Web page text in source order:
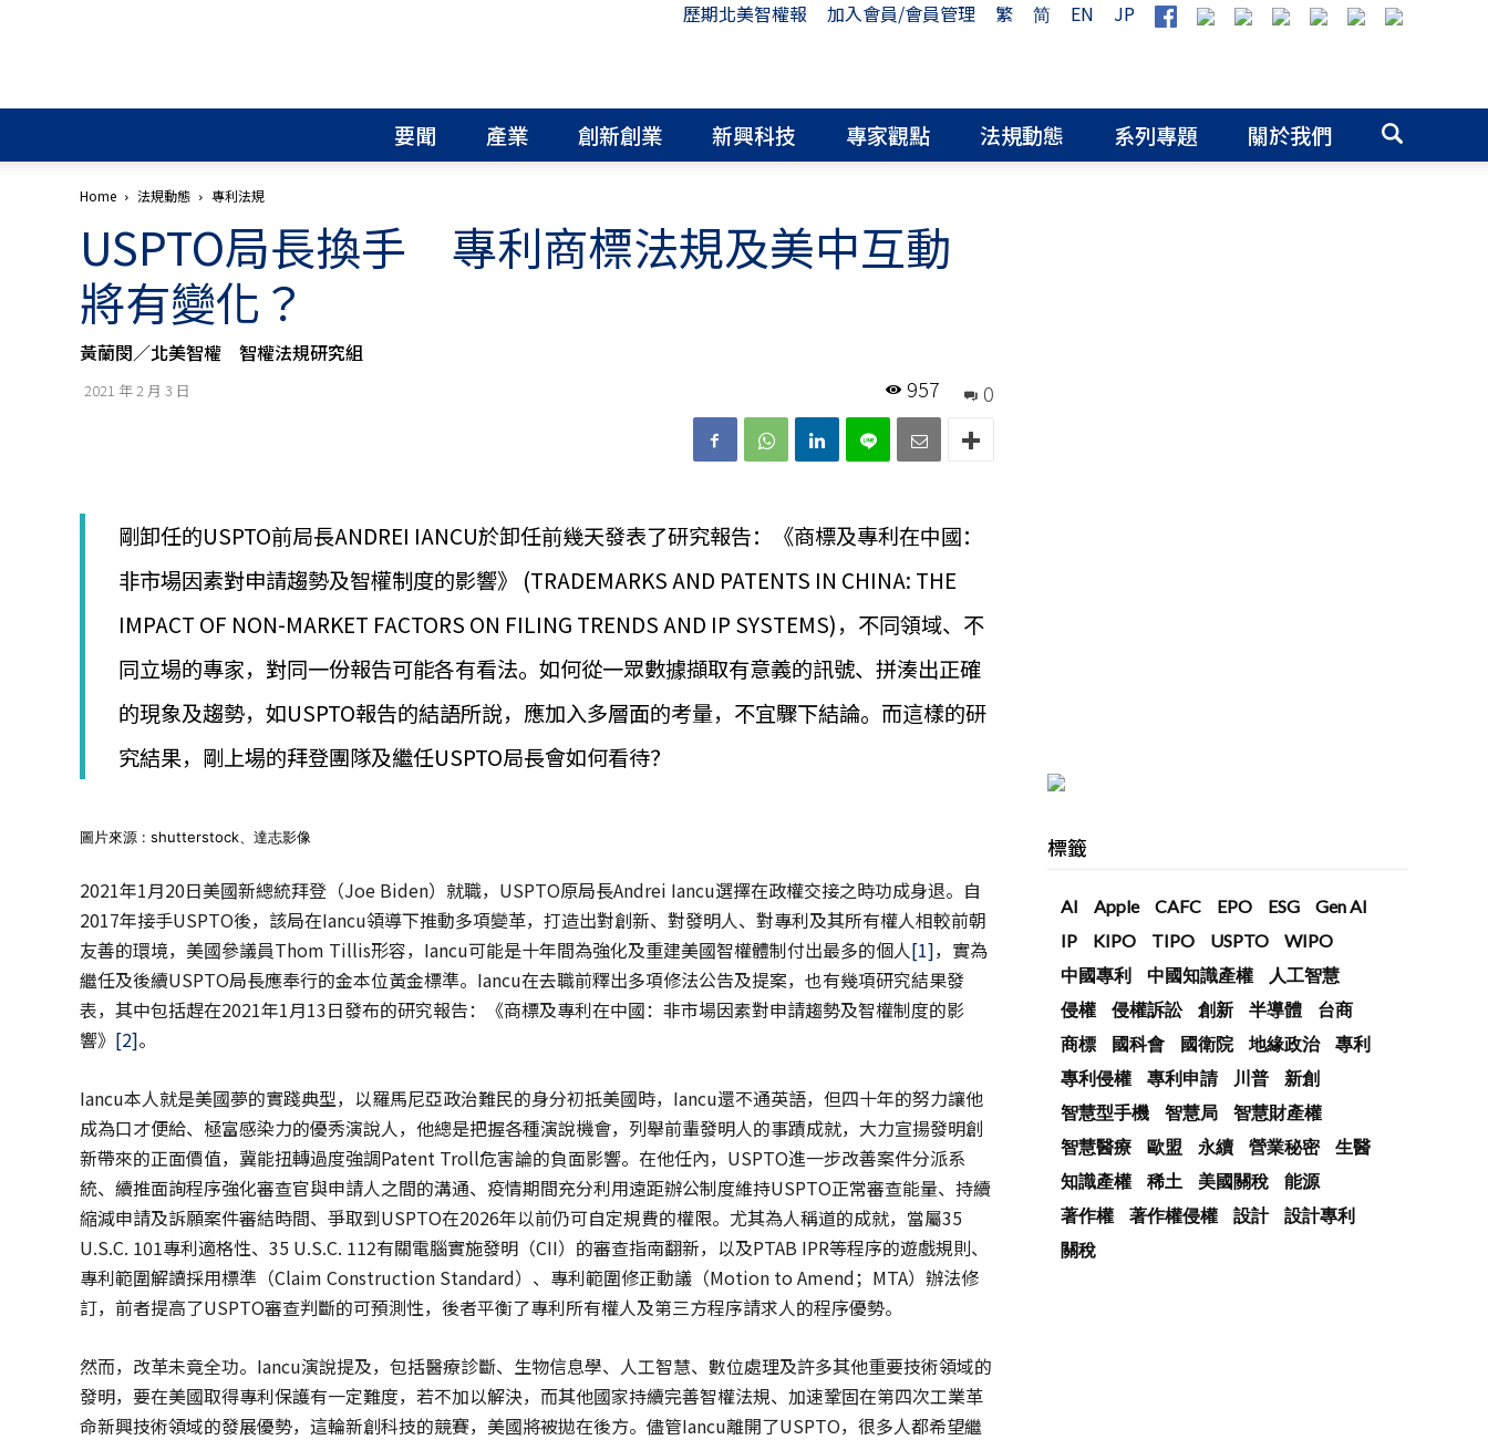
歷期北美智權報 加入會員/會員管理 繁 简 EN
JP
權
│
申
請
│
申
請
智
財
權
顧
問
專
佈
│
專
要聞 產業 創新創業 新興科技 專家觀點 法規動態 系列專題 關於我們
Home 法規動態 專利法規
USPTO局長換手 專利商標法規及美中互動
將有變化？
黃蘭閔／北美智權 智權法規研究組
2021 年 2 月 3 日 0
957
剛卸任的USPTO前局長ANDREI IANCU於卸任前幾天發表了研究報告：《商標及專利在中國：
非市場因素對申請趨勢及智權制度的影響》 (TRADEMARKS AND PATENTS IN CHINA: THE
IMPACT OF NON-MARKET FACTORS ON FILING TRENDS AND IP SYSTEMS)，不同領域、不
同立場的專家，對同一份報告可能各有看法。如何從一眾數據擷取有意義的訊號、拼湊出正確
的現象及趨勢，如USPTO報告的結語所說，應加入多層面的考量，不宜驟下結論。而這樣的研
究結果，剛上場的拜登團隊及繼任USPTO局長會如何看待？
圖片來源 : shutterstock、達志影像
2021年1月20日美國新總統拜登（Joe Biden）就職，USPTO原局長Andrei Iancu選擇在政權交接之時功成身退。自
2017年接手USPTO後，該局在Iancu領導下推動多項變革，打造出對創新、對發明人、對專利及其所有權人相較前朝
友善的環境，美國參議員Thom Tillis形容，Iancu可能是十年間為強化及重建美國智權體制付出最多的個人[1]，實為
繼任及後續USPTO局長應奉行的金本位黃金標準。Iancu在去職前釋出多項修法公告及提案，也有幾項研究結果發
表，其中包括趕在2021年1月13日發布的研究報告：《商標及專利在中國：非市場因素對申請趨勢及智權制度的影
響》 [2]。
Iancu本人就是美國夢的實踐典型，以羅馬尼亞政治難民的身分初抵美國時，Iancu還不通英語，但四十年的努力讓他
成為口才便給、極富感染力的優秀演說人，他總是把握各種演說機會，列舉前輩發明人的事蹟成就，大力宣揚發明創
新帶來的正面價值，冀能扭轉過度強調Patent Troll危害論的負面影響。在他任內，USPTO進一步改善案件分派系
統、續推面詢程序強化審查官與申請人之間的溝通、疫情期間充分利用遠距辦公制度維持USPTO正常審查能量、持續
縮減申請及訴願案件審結時間、爭取到USPTO在2026年以前仍可自定規費的權限。尤其為人稱道的成就，當屬35
U.S.C. 101專利適格性、35 U.S.C. 112有關電腦實施發明（CII）的審查指南翻新，以及PTAB IPR等程序的遊戲規則、
專利範圍解讀採用標準（Claim Construction Standard）、專利範圍修正動議（Motion to Amend；MTA）辦法修
訂，前者提高了USPTO審查判斷的可預測性，後者平衡了專利所有權人及第三方程序請求人的程序優勢。
然而，改革未竟全功。Iancu演說提及，包括醫療診斷、生物信息學、人工智慧、數位處理及許多其他重要技術領域的
發明，要在美國取得專利保護有一定難度，若不加以解決，而其他國家持續完善智權法規、加速鞏固在第四次工業革
命新興技術領域的發展優勢，這輪新創科技的競賽，美國將被拋在後方。儘管Iancu離開了USPTO，很多人都希望繼
標籤
AI Apple CAFC EPO ESG
Gen AI
IP
KIPO TIPO USPTO
WIPO
中國專利
中國知識產權
人工智慧
侵權
侵權訴訟 創新 半導體
台商
商標
國科會 國衛院 地緣政治
專利
專利侵權
專利申請 川普
新創
智慧型手機
智慧局
智慧財產權
智慧醫療
歐盟 永續 營業秘密
生醫
知識產權
稀土 美國關稅
能源
著作權
著作權侵權 設計
設計專利
關稅